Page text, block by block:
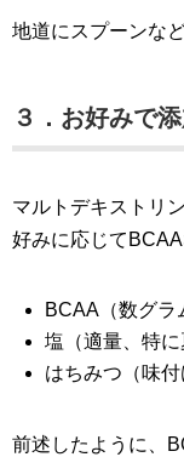
地道にスプーンな
３．お好みで
マルトデキストリ
好みに応じて
BCAA（数グラ
塩（適量、特に
はちみつ（味付
前述したように、